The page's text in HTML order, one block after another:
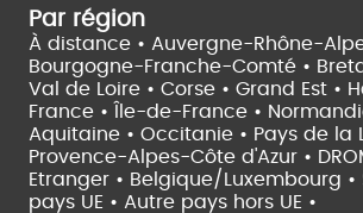
Par région
À distance • Auvergne-Rhône-
Bourgogne-Franche-Comté •
Val de Loire • Corse • Grand Est •
France •
Île-de-France •
Aquitaine • Occitanie • Pays de la
Provence-Alpes-Côte d'Azur •
Etranger • Belgique/Luxembourg •
pays UE • Autre pays hors UE •